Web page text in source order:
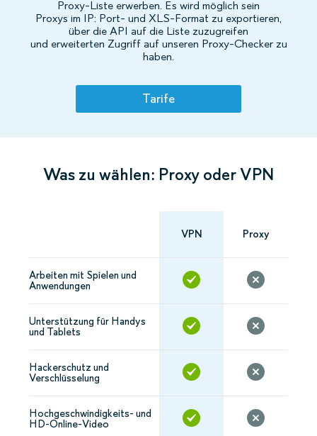
Proxy-Liste erwerben. Es wird möglich sein
Proxys im IP: Port- und XLS-Format zu exportieren,
über die API auf die Liste zuzugreifen
und erweiterten Zugriff auf unseren Proxy-Checker zu
haben.
Tarife
Was zu wählen: Proxy oder VPN
VPN Proxy
Arbeiten mit Spielen und
Anwendungen
Unterstützung für Handys
und Tablets
Hackerschutz und
Verschlüsselung
Hochgeschwindigkeits- und
HD-Online-Video